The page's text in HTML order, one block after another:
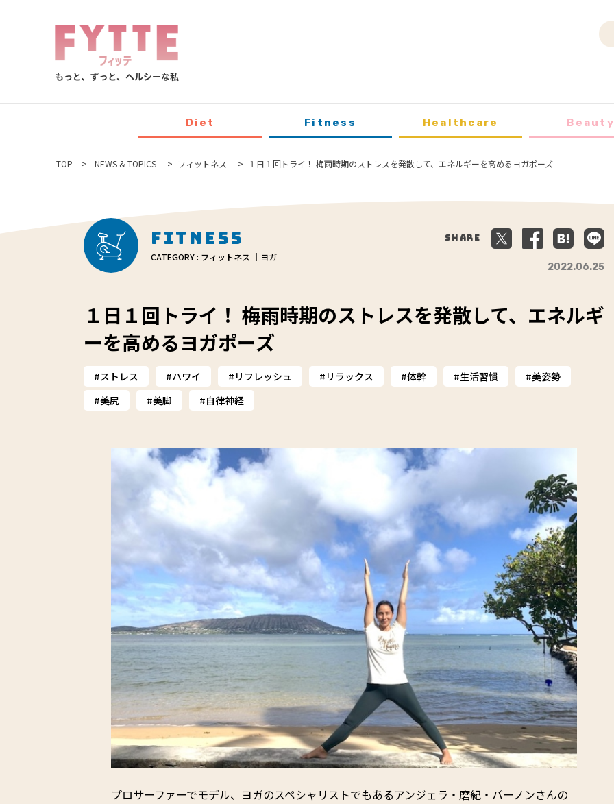
Diet Fitness Healthcare Beauty
TOP NEWS & TOPICS フィットネス １日１回トライ！ 梅雨時期のストレスを発散して、エネルギーを高めるヨガポーズ
Fitness
CATEGORY : フィットネス ｜ヨガ
2022.06.25
１日１回トライ！ 梅雨時期のストレスを発散して、エネルギ
ーを高めるヨガポーズ
ストレス ハワイ リフレッシュ リラックス 体幹 生活習慣
美姿勢
美尻
美脚 自律神経
Share
プロサーファーでモデル、ヨガのスペシャリストでもあるアンジェラ・磨紀・バーノンさんの